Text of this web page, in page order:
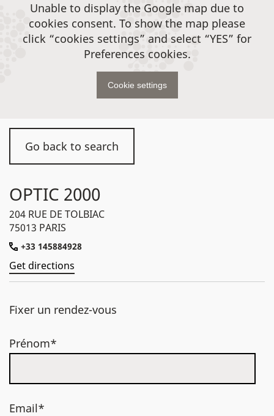
Go back to search
OPTIC 2000
204 RUE DE TOLBIAC
75013 PARIS
+33 145884928
Get directions
Fixer un rendez-vous
Prénom*
Email*
Unable to display the Google map due to
cookies consent. To show the map please
click “cookies settings” and select “YES” for
Preferences cookies.
Cookie settings